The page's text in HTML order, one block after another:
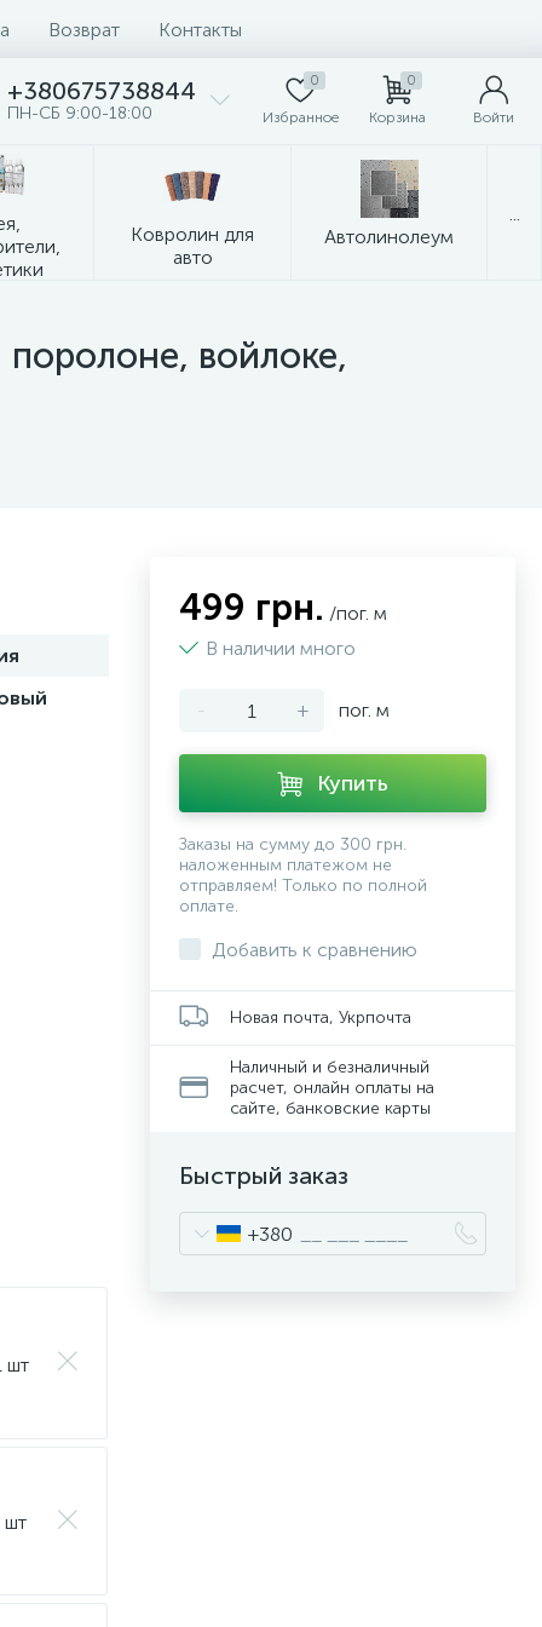
Возврат Контакты
+380675738844
ПН-СБ 9:00-18:00
0
Избранное
0
Корзина Войти
Ковролин для
авто
Автолинолеум
войлоке,
шт
шт
499 грн. /пог. м
В наличии много
- + пог. м
Купить
Заказы на сумму до 300 грн.
наложенным платежом не
отправляем! Только по полной
оплате.
Добавить к сравнению
Новая почта, Укрпочта
Наличный и безналичный
расчет, онлайн оплаты на
сайте, банковские карты
Быстрый заказ
+380